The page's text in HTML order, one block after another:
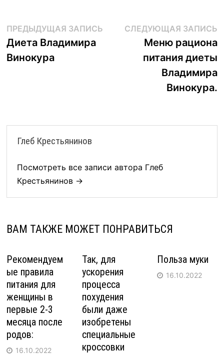
Навигация
по
записям
ПРЕДЫДУЩАЯ ЗАПИСЬПредыдущая
Диета Владимира
Винокура
СЛЕДУЮЩАЯ ЗАПИСЬ
Меню рациона
питания диеты
Владимира
Винокура.
Глеб Крестьянинов
Посмотреть все записи автора Глеб
Крестьянинов →
ВАМ ТАКЖЕ МОЖЕТ ПОНРАВИТЬСЯ
Рекомендуем
ые правила
питания для
женщины в
первые 2-3
месяца после
родов:
16.10.2022
Так, для
ускорения
процесса
похудения
были даже
изобретены
специальные
кроссовки
Польза муки
16.10.2022